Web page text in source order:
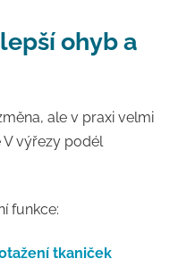
ohyb a
ale v praxi velmi
V výřezy podél
funkce:
tkaniček